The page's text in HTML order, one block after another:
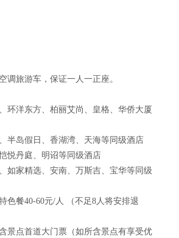
调旅游车，保证一人一正座。
环洋东方、柏丽艾尚、皇格、华侨大厦
半岛假日、香湖湾、天海等同级酒店
悦丹庭、明诏等同级酒店
如家精选、安南、万斯吉、宝华等同级
色餐40-60元/人 （不足8人将安排退
景点首道大门票（如所含景点有享受优